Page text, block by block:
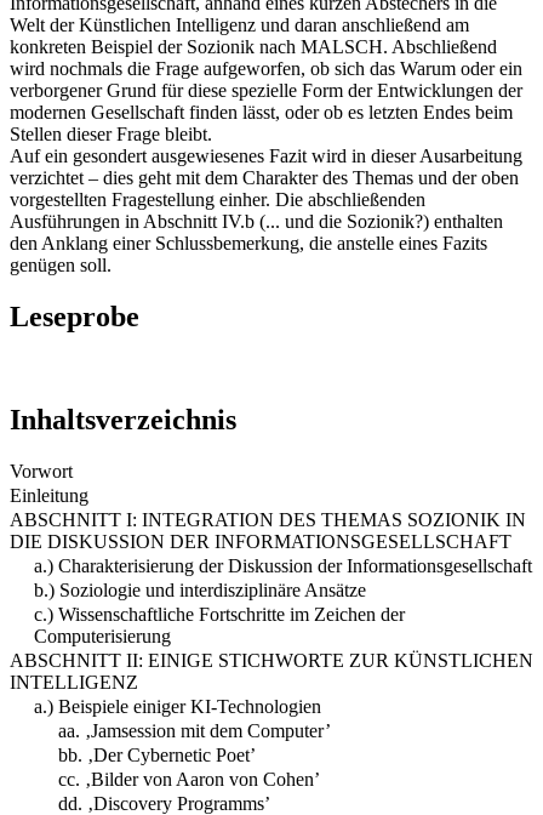
Welt der Künstlichen Intelligenz und daran anschließend am
konkreten Beispiel der Sozionik nach MALSCH. Abschließend
wird nochmals die Frage aufgeworfen, ob sich das Warum oder ein
verborgener Grund für diese spezielle Form der Entwicklungen der
modernen Gesellschaft finden lässt, oder ob es letzten Endes beim
Stellen dieser Frage bleibt.
Auf ein gesondert ausgewiesenes Fazit wird in dieser Ausarbeitung
verzichtet – dies geht mit dem Charakter des Themas und der oben
vorgestellten Fragestellung einher. Die abschließenden
Ausführungen in Abschnitt IV.b (... und die Sozionik?) enthalten
den Anklang einer Schlussbemerkung, die anstelle eines Fazits
genügen soll.
Leseprobe
Inhaltsverzeichnis
Vorwort
Einleitung
ABSCHNITT I: INTEGRATION DES THEMAS SOZIONIK IN
DIE DISKUSSION DER INFORMATIONSGESELLSCHAFT
a.) Charakterisierung der Diskussion der Informationsgesellschaft
b.) Soziologie und interdisziplinäre Ansätze
c.) Wissenschaftliche Fortschritte im Zeichen der
Computerisierung
ABSCHNITT II: EINIGE STICHWORTE ZUR KÜNSTLICHEN
INTELLIGENZ
a.) Beispiele einiger KI-Technologien
aa. ‚Jamsession mit dem Computer’
bb. ‚Der Cybernetic Poet’
cc. ‚Bilder von Aaron von Cohen’
dd. ‚Discovery Programms’